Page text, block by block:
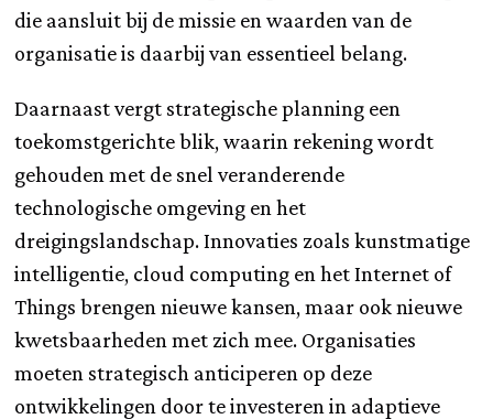
die aansluit bij de missie en waarden van de
organisatie is daarbij van essentieel belang.
Daarnaast vergt strategische planning een
toekomstgerichte blik, waarin rekening wordt
gehouden met de snel veranderende
technologische omgeving en het
dreigingslandschap. Innovaties zoals kunstmatige
intelligentie, cloud computing en het Internet of
Things brengen nieuwe kansen, maar ook nieuwe
kwetsbaarheden met zich mee. Organisaties
moeten strategisch anticiperen op deze
ontwikkelingen door te investeren in adaptieve